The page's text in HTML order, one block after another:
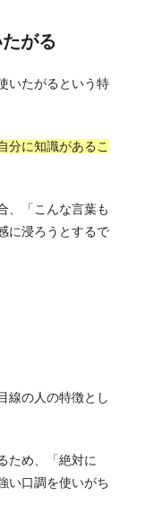
がる
いたがるという特
分に知識があるこ
、「こんな言葉も
に浸ろうとするで
線の人の特徴とし
ため、「絶対に
口調を使いがち